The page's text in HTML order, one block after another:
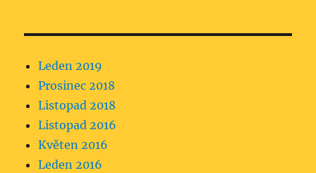
Leden 2019
Prosinec 2018
Listopad 2018
Listopad 2016
Květen 2016
Leden 2016